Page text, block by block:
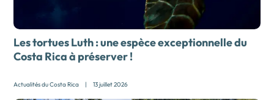
Les tortues Luth : une espèce exceptionnelle du
Costa Rica à préserver !
Actualités du Costa Rica | 13 juillet 2026